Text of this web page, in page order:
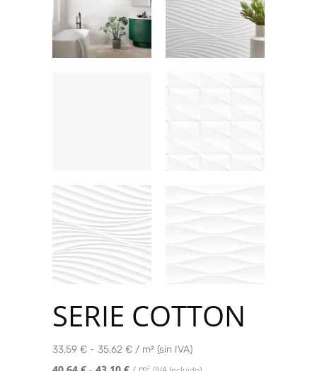
SERIE COTTON
33,59 € - 35,62 € / m² (sin IVA)
2